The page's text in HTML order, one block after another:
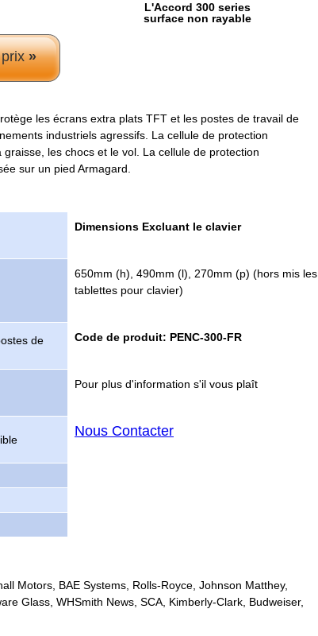
prix»
L'Accord 300 series
surface non rayable
les écrans extra plats TFT et les postes de travail de
industriels agressifs. La cellule de protection
les chocs et le vol. La cellule de protection
sur un pied Armagard.
Dimensions Excluant le clavier
650mm (h), 490mm (l), 270mm (p) (hors mis les
tablettes pour clavier)
de
Code de produit: PENC-300-FR
Pour plus d'information s'il vous plaît
Nous Contacter
Motors, BAE Systems, Rolls-Royce, Johnson Matthey,
Glass, WHSmith News, SCA, Kimberly-Clark, Budweiser,